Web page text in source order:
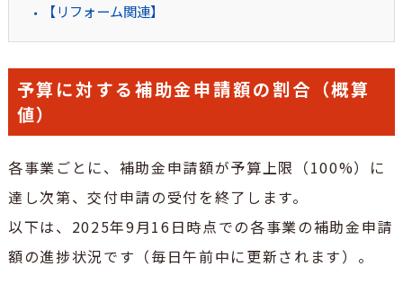
【リフォーム関連】
予算に対する補助金申請額の割合（概算
値）
各事業ごとに、補助金申請額が予算上限（100%）に
達し次第、交付申請の受付を終了します。
以下は、2025年9月16日時点での各事業の補助金申請
額の進捗状況です（毎日午前中に更新されます）。